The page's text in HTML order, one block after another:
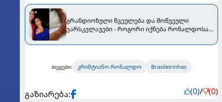
გრანდიოზული წვეულება და მოწვეული
ვარსკვლავები - როგორი იქნება რონალდოსა
თეგები: კრიშტიანო რონალდო Brasileirinhas
გაზიარება: (0)/ (0)